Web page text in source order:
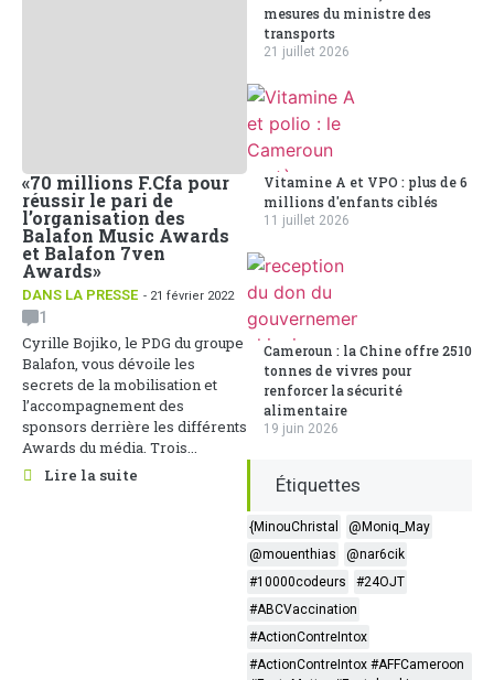
«70 millions F.Cfa pour
réussir le pari de
l’organisation des
Balafon Music Awards
et Balafon 7ven
Awards»
DANS LA PRESSE - 21 février 2022
1
Cyrille Bojiko, le PDG du groupe
Balafon, vous dévoile les
secrets de la mobilisation et
l’accompagnement des
sponsors derrière les différents
Awards du média. Trois...
Lire la suite
mesures du ministre des
transports
21 juillet 2026
Vitamine A et VPO : plus de 6
millions d'enfants ciblés
11 juillet 2026
Cameroun : la Chine offre 2510
tonnes de vivres pour
renforcer la sécurité
alimentaire
19 juin 2026
Étiquettes
{MinouChristal
@Moniq_May
@mouenthias
@nar6cik
#10000codeurs
#24OJT
#ABCVaccination
#ActionContreIntox
#ActionContreIntox #AFFCameroon